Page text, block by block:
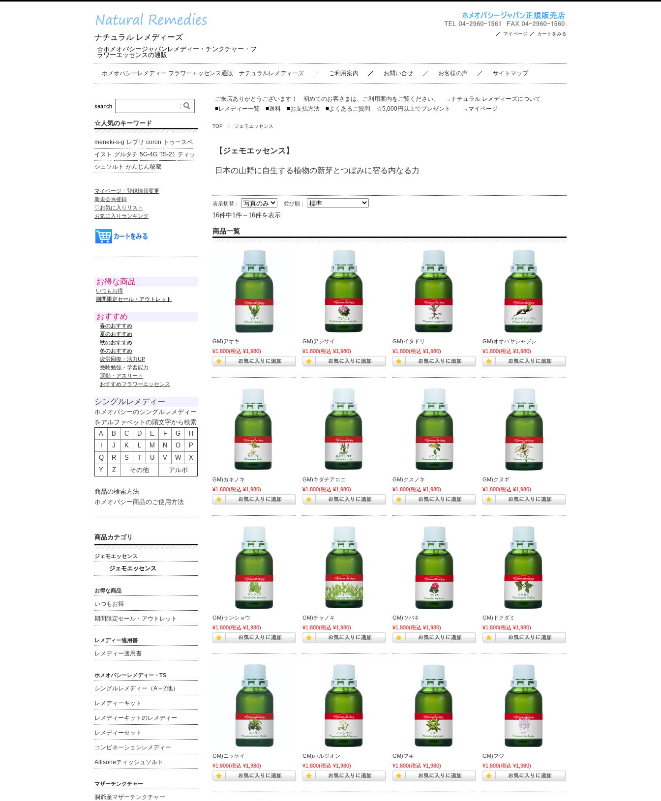
ナチュラル レメディーズ
☆ホメオパシージャパンレメディー・チンクチャー・フ
ラワーエッセンスの通販
マイページ カートをみる
ホメオパシーレメディー フラワーエッセンス通販 ナチュラルレメディーズ ご利用案内 お問い合せ お客様の声 サイトマップ
ご来店ありがとうございます！ 初めてのお客さまは、 ご利用案内をご覧ください。
→ナチュラル レメディーズについて
■レメディー一覧 ■送料 ■お支払方法 ■よくあるご質問 ☆5,000円以上でプレゼント →マイページ
TOP ジェモエッセンス
【ジェモエッセンス】
日本の山野に自生する植物の新芽とつぼみに宿る内なる力
表示切替： 並び順：
16件中1件～16件を表示
商品一覧
GM)アオキ
¥1,800(税込 ¥1,980)
GM)アジサイ
¥1,800(税込 ¥1,980)
GM)イタドリ
¥1,800(税込 ¥1,980)
GM)オオバヤシャブシ
¥1,800(税込 ¥1,980)
GM)カキノキ
¥1,800(税込 ¥1,980)
GM)キダチアロエ
¥1,800(税込 ¥1,980)
GM)クスノキ
¥1,800(税込 ¥1,980)
GM)クヌギ
¥1,800(税込 ¥1,980)
GM)サンショウ
¥1,800(税込 ¥1,980)
GM)チャノキ
¥1,800(税込 ¥1,980)
GM)ツバキ
¥1,800(税込 ¥1,980)
GM)ドクダミ
¥1,800(税込 ¥1,980)
GM)ニッケイ
¥1,800(税込 ¥1,980)
GM)ハルジオン
¥1,800(税込 ¥1,980)
GM)フキ
¥1,800(税込 ¥1,980)
GM)フジ
¥1,800(税込 ¥1,980)
☆人気のキーワード
meneki-s-g レプリ coron
トゥースペ
イスト グルタチ 5G-4G TS-21 ティッ
シュソルト かんじん秘蔵
マイページ・登録情報変更
新規会員登録
♡お気に入りリスト
お気に入りランキング
お得な商品
いつもお得
期間限定セール・アウトレット
おすすめ
春のおすすめ
夏のおすすめ
秋のおすすめ
冬のおすすめ
疲労回復・活力UP
受験勉強・学習能力
運動・アスリート
おすすめフラワーエッセンス
シングルレメディー
ホメオパシーのシングルレメディー
をアルファベットの頭文字から検索
A
B C D E F G
H
J K L M N O
P
Q
R S T U V W
X
Y
Z その他 アルポ
商品の検索方法
ホメオパシー商品のご使用方法
商品カテゴリ
ジェモエッセンス
ジェモエッセンス
お得な商品
いつもお得
期間限定セール・アウトレット
レメディー適用書
レメディー適用書
ホメオパシーレメディー・TS
シングルレメディー（A～Z他）
レメディーキット
レメディーキットのレメディー
レメディーセット
コンビネーションレメディー
Allisoneティッシュソルト
マザーチンクチャー
洞爺産マザーチンクチャー